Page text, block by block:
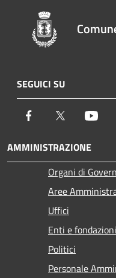
SEGUICI SU
Facebook Twitter
AMMINISTRAZIONE
Organi di
Aree
Uffici
Enti e fondazioni
Politici
Personale